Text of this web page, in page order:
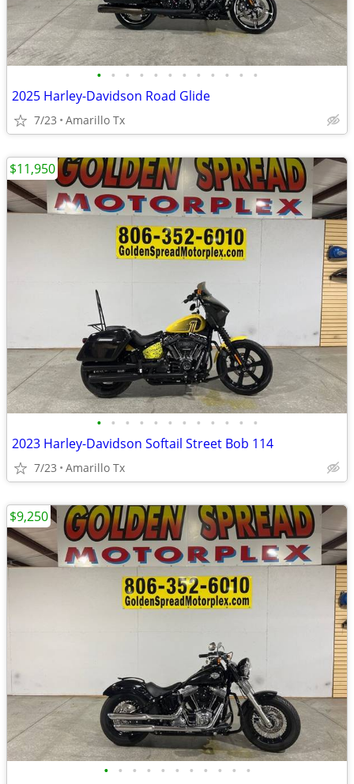
• • • • • • • • • • • •
2025 Harley-Davidson Road Glide
7/23 Amarillo Tx
• • • • • • • • • • • •
2023 Harley-Davidson Softail Street Bob 114
7/23 Amarillo Tx
$11,950
• • • • • • • • • • •
$9,250